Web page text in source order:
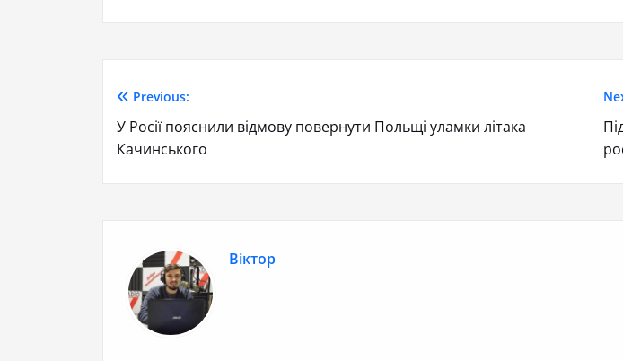
Previous:
У Росії пояснили відмову повернути Польщі уламки літака
Качинського
Віктор